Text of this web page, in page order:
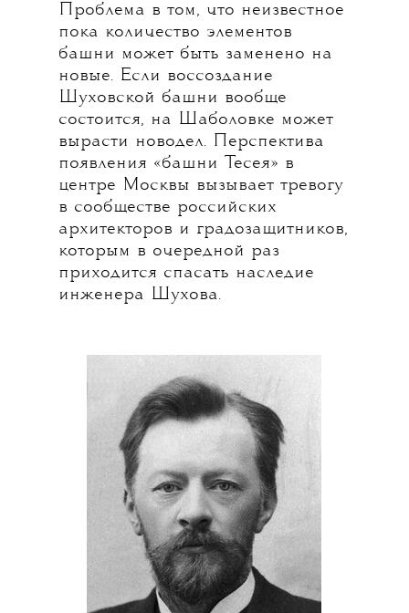
Проблема в том, что неизвестное
пока количество элементов
башни может быть заменено на
новые. Если воссоздание
Шуховской башни вообще
состоится, на Шаболовке может
вырасти новодел. Перспектива
появления «башни Тесея» в
центре Москвы вызывает тревогу
в сообществе российских
архитекторов и градозащитников,
которым в очередной раз
приходится спасать наследие
инженера Шухова.